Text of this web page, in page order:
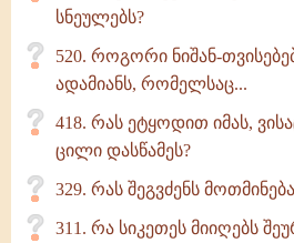
სნეულებს?
520. როგორი ნიშან-
ადამიანს, რომელსაც...
418. რას ეტყოდით იმას,
ცილი დასწამეს?
329. რას შეგვძენს
311. რა სიკეთეს მიიღებს